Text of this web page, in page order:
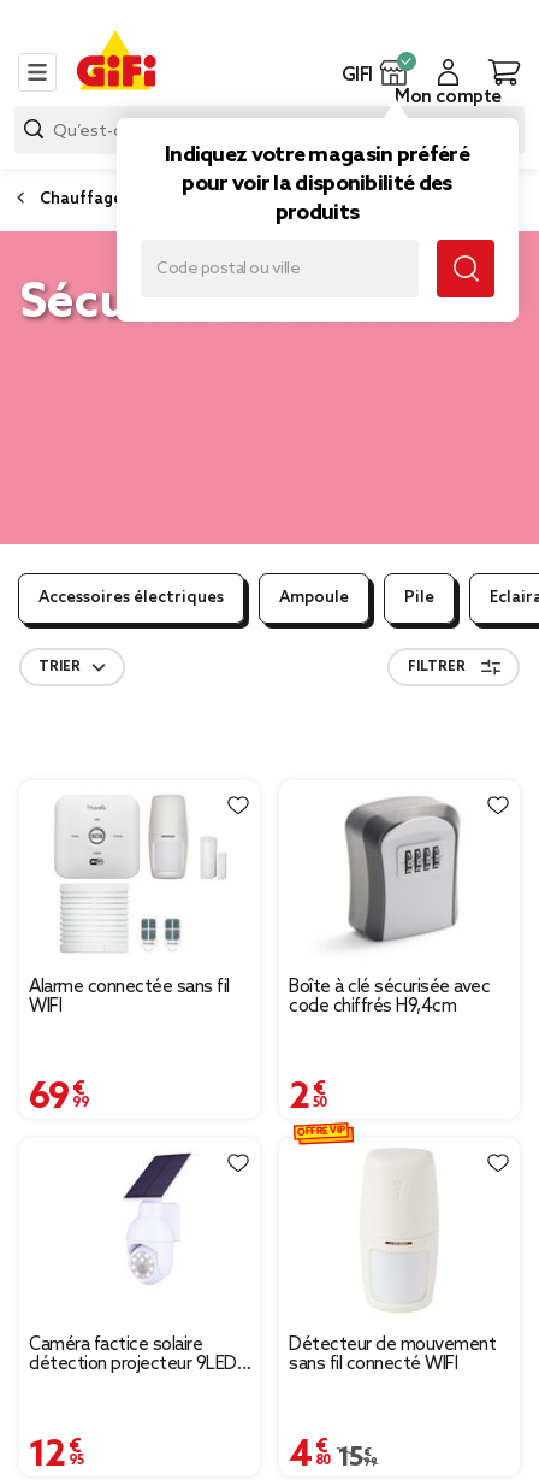
GIFI
Indiquez votre magasin préféré
pour voir la disponibilité des
produits
Mon compte
Chauffage, ventilateur et électrique
Sécurité de la maison
Accessoires électriques Ampoule Pile
TRIER FILTRER
Alarme connectée sans fil
WIFI
69,99 €
Boîte à clé sécurisée avec
code chiffrés H9,4cm
2,50 €
Caméra factice solaire
détection projecteur 9LED
12,95 €
Détecteur de mouvement
sans fil connecté WIFI
4,80 €
Prix remisé de 15,99
15,99 €
OFFRE VIP